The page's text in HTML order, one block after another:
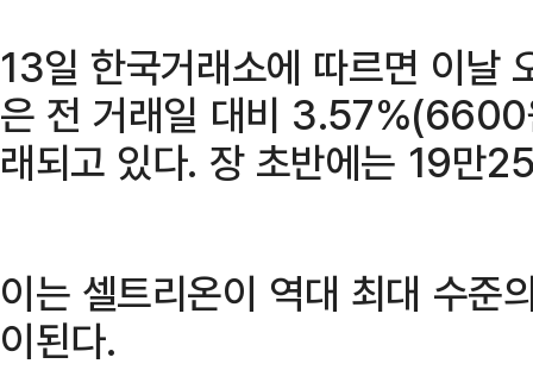
13일 한국거래소에 따르면 이날
은 전 거래일 대비
래되고 있다. 장 초반에는 19만
이는 셀트리온이 역대 최대 수준
이된다.